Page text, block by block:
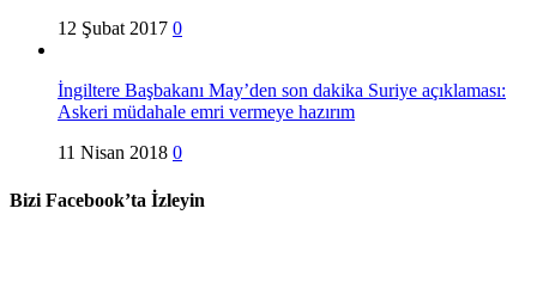
12 Şubat 2017 0
İngiltere Başbakanı May’den son dakika Suriye açıklaması:
Askeri müdahale emri vermeye hazırım
11 Nisan 2018 0
Bizi Facebook’ta İzleyin